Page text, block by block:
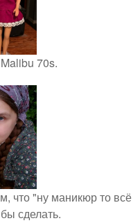
70s.
что "ну маникюр то всё
сделать.